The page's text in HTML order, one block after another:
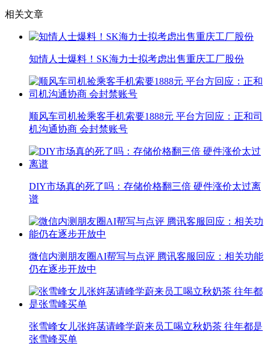
相关文章
知情人士爆料！SK海力士拟考虑出售重庆工厂股份
顺风车司机捡乘客手机索要1888元 平台方回应：正和司
机沟通协商 会封禁账号
DIY市场真的死了吗：存储价格翻三倍 硬件涨价太过离
谱
微信内测朋友圈AI帮写与点评 腾讯客服回应：相关功能
仍在逐步开放中
张雪峰女儿张姩菡请峰学蔚来员工喝立秋奶茶 往年都是
张雪峰买单